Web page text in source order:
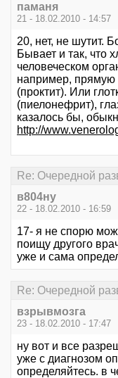
паманя
21 - 18.02.2010 - 14:57
20, нет, не шутит.
Бывает и так, что
человеческом
например, прямую
(проктит). Или
(пиелонефрит),
казалось бы,
http://
Re: Очередной
в804ну
22 - 18.02.2010 - 16:59
17- я не спорю
поищу другого
уже и сама
Re: Очередной
взрывмозга
23 - 18.02.2010 - 17:47
ну вот и все
уже с диагнозом
определяйтесь. в